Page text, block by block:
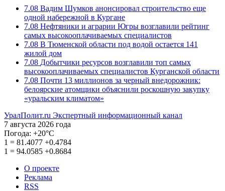
7.08 Вадим Шумков анонсировал строительство еще
одной набережной в Кургане
7.08 Нефтяники и аграрии Югры возглавили рейтинг
самых высокооплачиваемых специалистов
7.08 В Тюменской области под водой остается 141
жилой дом
7.08 Добытчики ресурсов возглавили топ самых
высокооплачиваемых специалистов Курганской области
7.08 Почти 13 миллионов за черный внедорожник:
белоярские атомщики объяснили роскошную закупку
«уральским климатом»
УралПолит.ru Экспертный информационный канал
7 августа 2026 года
Погода: +20°С
1 = 81.4077 +0.4784
1 = 94.0585 +0.8684
О проекте
Реклама
RSS